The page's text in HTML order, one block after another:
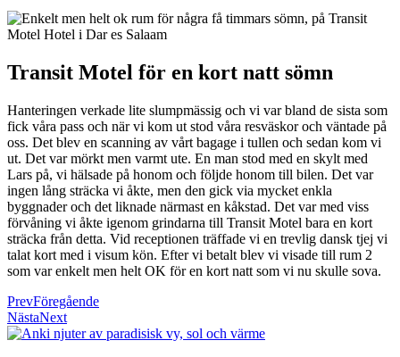
Transit Motel för en kort natt sömn
Hanteringen verkade lite slumpmässig och vi var bland de sista som
fick våra pass och när vi kom ut stod våra resväskor och väntade på
oss. Det blev en scanning av vårt bagage i tullen och sedan kom vi
ut. Det var mörkt men varmt ute. En man stod med en skylt med
Lars på, vi hälsade på honom och följde honom till bilen. Det var
ingen lång sträcka vi åkte, men den gick via mycket enkla
byggnader och det liknade närmast en kåkstad. Det var med viss
förvåning vi åkte igenom grindarna till Transit Motel bara en kort
sträcka från detta. Vid receptionen träffade vi en trevlig dansk tjej vi
talat kort med i visum kön. Efter vi betalt blev vi visade till rum 2
som var enkelt men helt OK för en kort natt som vi nu skulle sova.
PrevFöregående
NästaNext